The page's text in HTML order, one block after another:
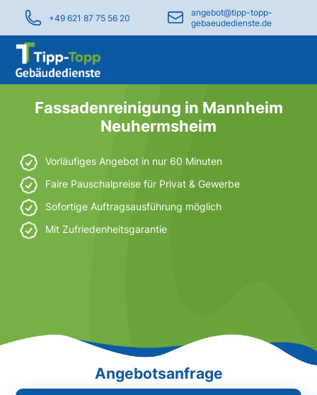
+49 621 87 75 56 20
angebot@tipp-topp-
gebaeudedienste.de
Fassadenreinigung in Mannheim
Neuhermsheim
Vorläufiges Angebot in nur 60 Minuten
Faire Pauschalpreise für Privat & Gewerbe
Sofortige Auftragsausführung möglich
Mit Zufriedenheitsgarantie